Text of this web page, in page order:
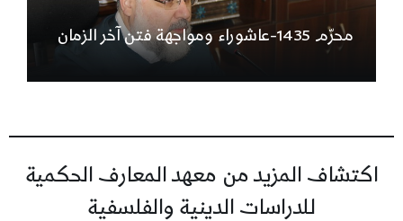
محرّم 1435-عاشوراء ومواجهة فتن آخر الزمان
اكتشاف المزيد من معهد المعارف الحكمية
للدراسات الدينية والفلسفية